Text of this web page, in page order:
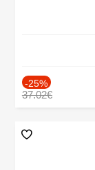
-25%
37.02€